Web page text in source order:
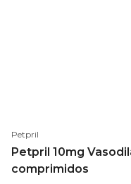
Petpril
Petpril 10mg
comprimidos